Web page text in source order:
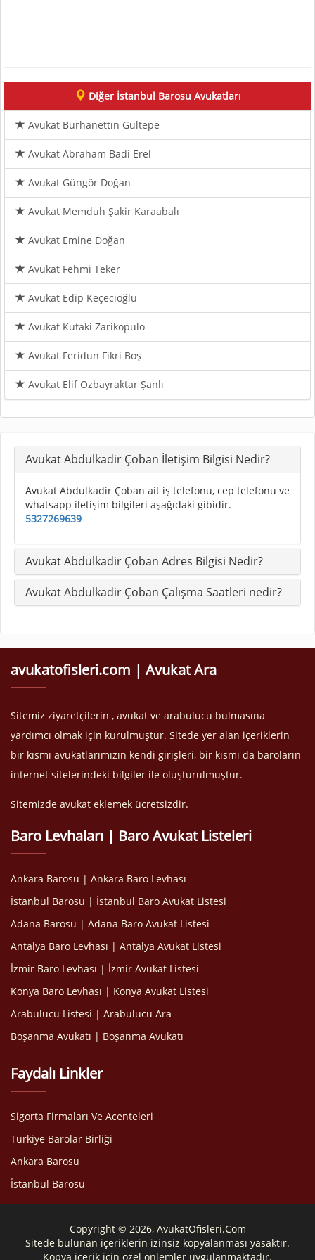
Diğer İstanbul Barosu Avukatları
Avukat Burhanettın Gültepe
Avukat Abraham Badi Erel
Avukat Güngör Doğan
Avukat Memduh Şakir Karaabalı
Avukat Emine Doğan
Avukat Fehmi Teker
Avukat Edip Keçecioğlu
Avukat Kutaki Zarikopulo
Avukat Feridun Fikri Boş
Avukat Elif Özbayraktar Şanlı
Avukat Abdulkadir Çoban İletişim Bilgisi Nedir?
Avukat Abdulkadir Çoban ait iş telefonu, cep telefonu ve
whatsapp iletişim bilgileri aşağıdaki gibidir.
5327269639
Avukat Abdulkadir Çoban Adres Bilgisi Nedir?
Avukat Abdulkadir Çoban Çalışma Saatleri nedir?
avukatofisleri.com | Avukat Ara
Sitemiz ziyaretçilerin , avukat ve arabulucu bulmasına
yardımcı olmak için kurulmuştur. Sitede yer alan içeriklerin
bir kısmı avukatlarımızın kendi girişleri, bir kısmı da baroların
internet sitelerindeki bilgiler ile oluşturulmuştur.
Sitemizde avukat eklemek ücretsizdir.
Baro Levhaları | Baro Avukat Listeleri
Ankara Barosu | Ankara Baro Levhası
İstanbul Barosu | İstanbul Baro Avukat Listesi
Adana Barosu | Adana Baro Avukat Listesi
Antalya Baro Levhası | Antalya Avukat Listesi
İzmir Baro Levhası | İzmir Avukat Listesi
Konya Baro Levhası | Konya Avukat Listesi
Arabulucu Listesi | Arabulucu Ara
Boşanma Avukatı | Boşanma Avukatı
Faydalı Linkler
Sigorta Firmaları Ve Acenteleri
Türkiye Barolar Birliği
Ankara Barosu
İstanbul Barosu
Copyright © 2026, AvukatOfisleri.Com
Sitede bulunan içeriklerin izinsiz kopyalanması yasaktır.
Kopya içerik için özel önlemler uygulanmaktadır.